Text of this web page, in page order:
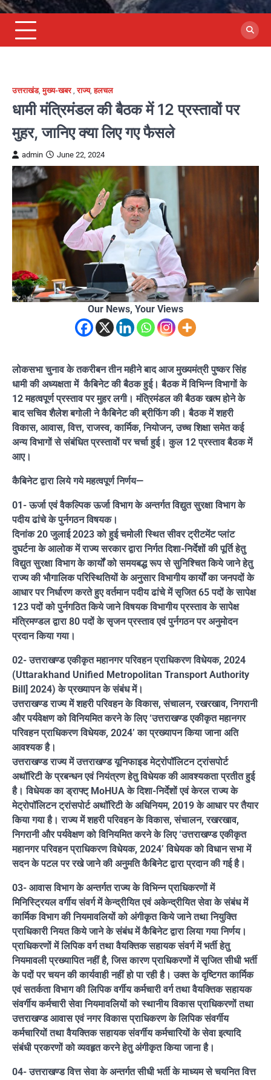
उत्तराखंड,मुख्य-खबर,राज्य,हलचल
धामी मंत्रिमंडल की बैठक में 12 प्रस्तावों पर
मुहर, जानिए क्या लिए गए फैसले
admin June 22, 2024
Our News, Your Views
लोकसभा चुनाव के तकरीबन तीन महीने बाद आज मुख्यमंत्री पुष्कर सिंह
धामी की अध्यक्षता में कैबिनेट की बैठक हुई। बैठक में विभिन्न विभागों के
12 महत्वपूर्ण प्रस्ताव पर मुहर लगी। मंत्रिमंडल की बैठक खत्म होने के
बाद सचिव शैलेश बगोली ने कैबिनेट की ब्रीफिंग की। बैठक में शहरी
विकास, आवास, वित्त, राजस्व, कार्मिक, नियोजन, उच्च शिक्षा समेत कई
अन्य विभागों से संबंधित प्रस्तावों पर चर्चा हुई। कुल 12 प्रस्ताव बैठक में
आए।
कैबिनेट द्वारा लिये गये महत्वपूर्ण निर्णय—
01- ऊर्जा एवं वैकल्पिक ऊर्जा विभाग के अन्तर्गत विद्युत सुरक्षा विभाग के
पदीय ढांचे के पुर्नगठन विषयक।
दिनांक 20 जुलाई 2023 को हुई चमोली स्थित सीवर ट्रीटमेंट प्लांट
दुघर्टना के आलोक में राज्य सरकार द्वारा निर्गत दिशा-निर्देशों की पूर्ति हेतु
विद्युत सुरक्षा विभाग के कार्यों को समयबद्ध रूप से सुनिश्चित किये जाने हेतु
राज्य की भौगालिक परिस्थितियों के अनुसार विभागीय कार्यों का जनपदों के
आधार पर निर्धारण करते हुए वर्तमान पदीय ढांचे में सृजित 65 पदों के सापेक्ष
123 पदों को पुर्नगठित किये जाने विषयक विभागीय प्रस्ताव के सापेक्ष
मंत्रिमण्डल द्वारा 80 पदों के सृजन प्रस्ताव एवं पुर्नगठन पर अनुमोदन
प्रदान किया गया।
02- उत्तराखण्ड एकीकृत महानगर परिवहन प्राधिकरण विधेयक, 2024
(Uttarakhand Unified Metropolitan Transport Authority
Bill] 2024) के प्रख्यापन के संबंध में।
उत्तराखण्ड राज्य में शहरी परिवहन के विकास, संचालन, रखरखाव, निगरानी
और पर्यवेक्षण को विनियमित करने के लिए ‘उत्तराखण्ड एकीकृत महानगर
परिवहन प्राधिकरण विधेयक, 2024’ का प्रख्यापन किया जाना अति
आवश्यक है।
उत्तराखण्ड राज्य में उत्तराखण्ड यूनिफाइड मेट्रोपॉलिटन ट्रांसपोर्ट
अथॉरिटी के प्रबन्धन एवं नियंत्रण हेतु विधेयक की आवश्यकता प्रतीत हुई
है। विधेयक का ड्राफ्ट् MoHUA के दिशा-निर्देशों एवं केरल राज्य के
मेट्रोपॉलिटन ट्रांसपोर्ट अथॉरिटी के अधिनियम, 2019 के आधार पर तैयार
किया गया है। राज्य में शहरी परिवहन के विकास, संचालन, रखरखाव,
निगरानी और पर्यवेक्षण को विनियमित करने के लिए ‘उत्तराखण्ड एकीकृत
महानगर परिवहन प्राधिकरण विधेयक, 2024’ विधेयक को विधान सभा में
सदन के पटल पर रखे जाने की अनुमति कैबिनेट द्वारा प्रदान की गई है।
03- आवास विभाग के अन्तर्गत राज्य के विभिन्न प्राधिकरणों में
मिनिस्ट्रियल वर्गीय संवर्ग में केन्द्रीयित एवं अकेन्द्रीयित सेवा के संबंध में
कार्मिक विभाग की नियमावलियों को अंगीकृत किये जाने तथा नियुक्ति
प्राधिकारी नियत किये जाने के संबंध में कैबिनेट द्वारा लिया गया निर्णय।
प्राधिकरणों में लिपिक वर्ग तथा वैयक्तिक सहायक संवर्ग में भर्ती हेतु
नियमावली प्रख्यापित नहीं है, जिस कारण प्राधिकरणों में सृजित सीधी भर्ती
के पदों पर चयन की कार्यवाही नहीं हो पा रही है। उक्त के दृष्टिगत कार्मिक
एवं सतर्कता विभाग की लिपिक वर्गीय कर्मचारी वर्ग तथा वैयक्तिक सहायक
संवर्गीय कर्मचारी सेवा नियमावलियों को स्थानीय विकास प्राधिकरणों तथा
उत्तराखण्ड आवास एवं नगर विकास प्राधिकरण के लिपिक संवर्गीय
कर्मचारियों तथा वैयक्तिक सहायक संवर्गीय कर्मचारियों के सेवा इत्यादि
संबंधी प्रकरणों को व्यवहृत करने हेतु अंगीकृत किया जाना है।
04- उत्तराखण्ड वित्त सेवा के अन्तर्गत सीधी भर्ती के माध्यम से चयनित वित्त